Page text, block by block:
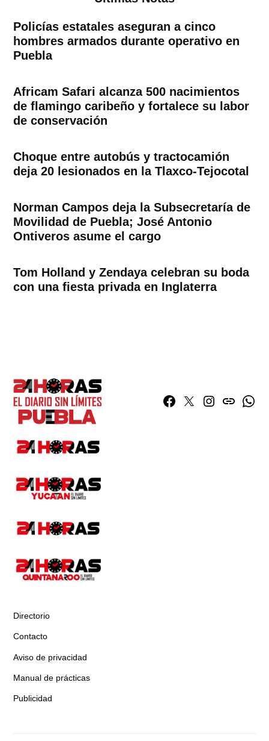
Policías estatales aseguran a cinco
hombres armados durante operativo en
Puebla
Africam Safari alcanza 500 nacimientos
de flamingo caribeño y fortalece su labor
de conservación
Choque entre autobús y tractocamión
deja 20 lesionados en la Tlaxco-Tejocotal
Norman Campos deja la Subsecretaría de
Movilidad de Puebla; José Antonio
Ontiveros asume el cargo
Tom Holland y Zendaya celebran su boda
con una fiesta privada en Inglaterra
Facebook
TwitterInstagram
issuu
Directorio
Contacto
Aviso de privacidad
Manual de prácticas
Publicidad